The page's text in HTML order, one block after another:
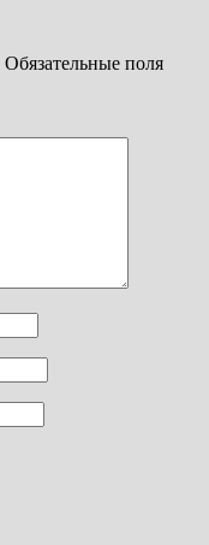
Обязательные поля